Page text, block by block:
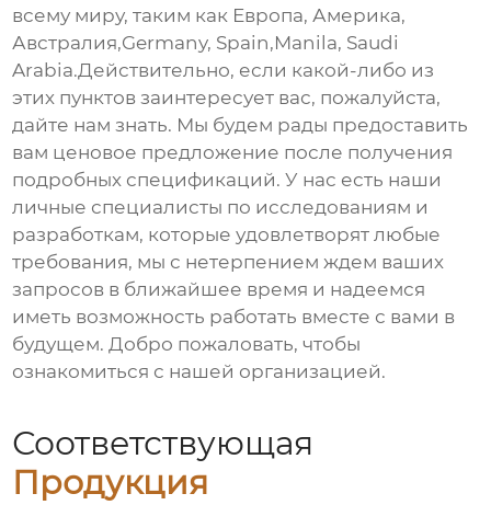
всему миру, таким как Европа, Америка,
Австралия,Germany, Spain,Manila, Saudi
Arabia.Действительно, если какой-либо из
этих пунктов заинтересует вас, пожалуйста,
дайте нам знать. Мы будем рады предоставить
вам ценовое предложение после получения
подробных спецификаций. У нас есть наши
личные специалисты по исследованиям и
разработкам, которые удовлетворят любые
требования, мы с нетерпением ждем ваших
запросов в ближайшее время и надеемся
иметь возможность работать вместе с вами в
будущем. Добро пожаловать, чтобы
ознакомиться с нашей организацией.
Соответствующая
Продукция